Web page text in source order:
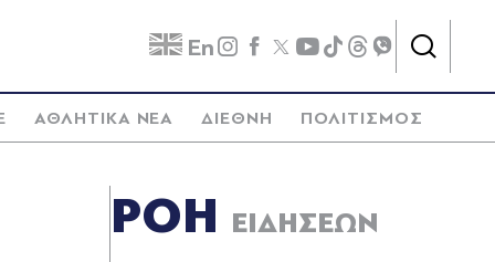
En
ΑΘΛΗΤΙΚΑ ΝΕΑ ΔΙΕΘΝΗ ΠΟΛΙΤΙΣΜΟΣ
ΡΟΗ ΕΙΔΗΣΕΩΝ